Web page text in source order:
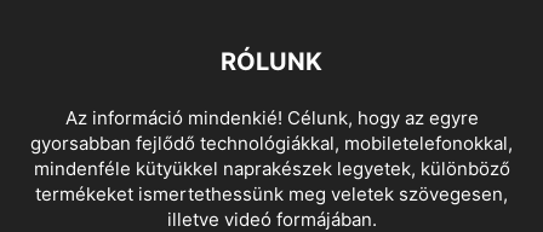
RÓLUNK
Az információ mindenkié! Célunk, hogy az egyre
gyorsabban fejlődő technológiákkal, mobiletelefonokkal,
mindenféle kütyükkel naprakészek legyetek, különböző
termékeket ismertethessünk meg veletek szövegesen,
illetve videó formájában.